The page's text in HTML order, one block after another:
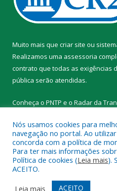
Muito mais que criar site ou
Realizamos uma assessoria
contrato que todas as exigências
pública serão atendidas.
Conheça o PNTP e o Radar da
Todos os direitos reservados a
Mapa do Site Acessar Área
Nós usamos cookies para
navegação no portal. Ao
concorda com a política de
Para ter mais informações
Política de cookies (Leia mais).
ACEITO.
Leia mais
ACEITO